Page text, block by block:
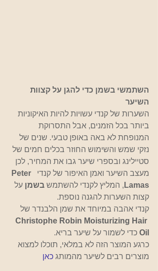
השתמשי בשמן כדי להגן על קצוות
השיער
השערות של קנדי עשויות להיות האיקוניות
ביותר בכל הזמנים, אבל התסרוקת
המנופחת לא באה באופן טבעי. שנים של
נזקי שמש והשימוש החוזר בכלים חמים של
סטיילינג ובספרי שיער גבו את המחיר, לכן
מעצב השיער ואמן האיפור של קנדי
Peter
Lamas , המליץ לקנדי להשתמש בשמן על
קצות השערות להגנה נוספת.
קנדי אהבה במיוחד את שמן הלבנדר של
Christophe Robin Moisturizing Hair
Oil כדי לשמור על שיער בריא.
כרגע המוצר הזה לא במלאי, תוכלו למצוא
מוצרים רבים לשיער מהמותג כאן